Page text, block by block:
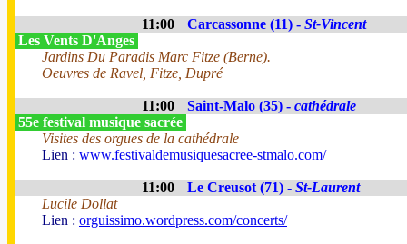
11:00 Carcassonne (11) - St-Vincent
Les Vents D'Anges
Jardins Du Paradis Marc Fitze (Berne).
Oeuvres de Ravel, Fitze, Dupré
11:00 Saint-Malo (35) - cathédrale
55e festival musique sacrée
Visites des orgues de la cathédrale
Lien : www.festivaldemusiquesacree-stmalo.com/
11:00 Le Creusot (71) - St-Laurent
Lucile Dollat
Lien : orguissimo.wordpress.com/concerts/